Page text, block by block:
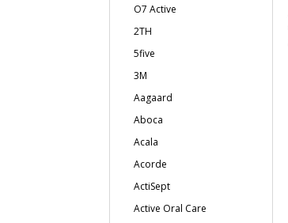
O7 Active
2TH
5five
3M
Aagaard
Aboca
Acala
Acorde
ActiSept
Active Oral Care